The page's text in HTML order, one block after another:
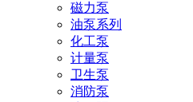
磁力泵
油泵系列
化工泵
计量泵
卫生泵
消防泵